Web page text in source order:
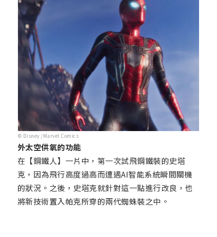
© Disney /Marvel Comics
外太空供氧的功能
在【鋼鐵人】一片中，第一次試飛鋼鐵裝的史塔
克，因為飛行高度過高而遭遇AI智能系統瞬間關機
的狀況。之後，史塔克就針對這一點進行改良，也
將新技術置入帕克所穿的兩代蜘蛛裝之中。